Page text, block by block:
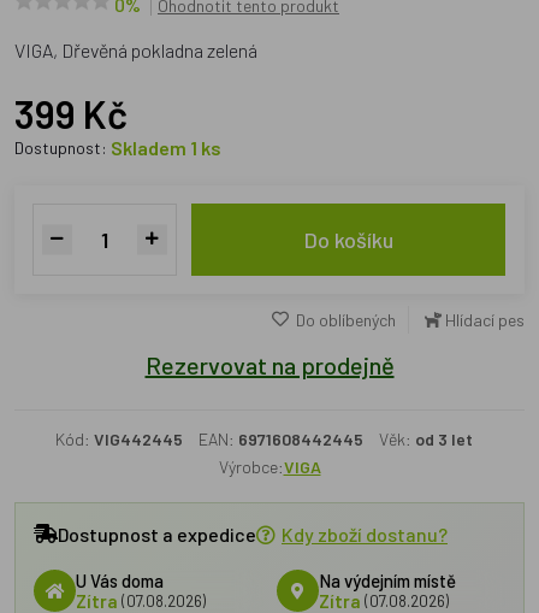
Ohodnotit tento produkt
VIGA, Dřevěná pokladna zelená
399 Kč
Dostupnost: Skladem 1 ks
Do košíku
Do oblíbených Hlídací pes
Rezervovat na prodejně
Kód: VIG442445 EAN: 6971608442445 Věk: od 3 let
Výrobce:VIGA
Dostupnost a expedice Kdy zboží dostanu?
U Vás doma
Zítra (07.08.2026)
Na výdejním místě
Zítra (07.08.2026)